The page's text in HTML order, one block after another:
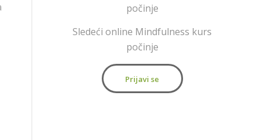
počinje
Sledeći online Mindfulness kurs
počinje
Prijavi se